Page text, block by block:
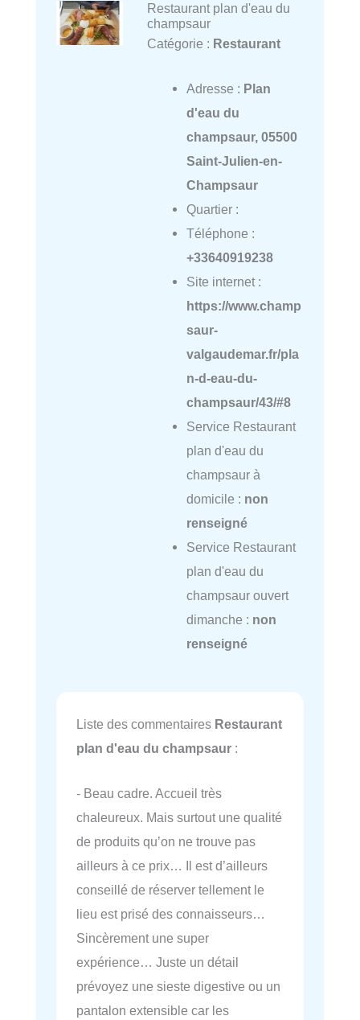
Restaurant plan d'eau du
champsaur
Catégorie : Restaurant
Adresse : Plan
d'eau du
champsaur, 05500
Saint-Julien-en-
Champsaur
Quartier :
Téléphone :
+33640919238
Site internet :
https://www.champ
saur-
valgaudemar.fr/pla
n-d-eau-du-
champsaur/43/#8
Service Restaurant
plan d'eau du
champsaur à
domicile : non
renseigné
Service Restaurant
plan d'eau du
champsaur ouvert
dimanche : non
renseigné
Liste des commentaires Restaurant
plan d'eau du champsaur :
- Beau cadre. Accueil très
chaleureux. Mais surtout une qualité
de produits qu’on ne trouve pas
ailleurs à ce prix… Il est d’ailleurs
conseillé de réserver tellement le
lieu est prisé des connaisseurs…
Sincèrement une super
expérience… Juste un détail
prévoyez une sieste digestive ou un
pantalon extensible car les